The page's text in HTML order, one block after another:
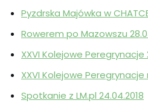
Pyzdrska Majówka w
Rowerem po Mazowszu
XXVI Kolejowe Peregrynacje
XXVI Kolejowe Peregrynacje
Spotkanie z LM.pl 24.04.2018